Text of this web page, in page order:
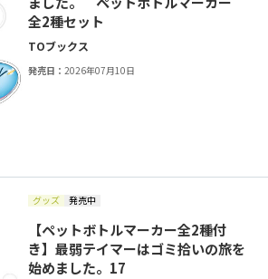
全2種セット
TOブックス
発売日：2026年07月10日
グッズ 発売中
【ペットボトルマーカー全2種付
き】最弱テイマーはゴミ拾いの旅を
始めました。17